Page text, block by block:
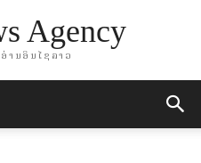
Agency
ານອິນໄຊລາວ